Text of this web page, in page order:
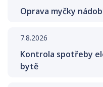
Oprava myčky
7.8.2026
Kontrola spotřeby
bytě